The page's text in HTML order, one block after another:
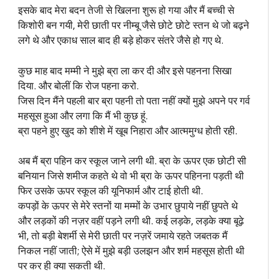
इसके बाद मेरा बदन तेजी से खिलना शुरू हो गया और मैं बच्ची से
किशोरी बन गयी, मेरी छाती पर नीम्बू जैसे छोटे छोटे स्तन थे जो बढ़ने
लगे थे और एकाध साल बाद ही बड़े होकर संतरे जैसे हो गए थे.
कुछ माह बाद मम्मी ने मुझे ब्रा ला कर दी और इसे पहनना सिखा
दिया. और बोलीं कि रोज पहना करो.
जिस दिन मैंने पहली बार ब्रा पहनी तो पता नहीं क्यों मुझे अपने पर गर्व
महसूस हुआ और लगा कि मैं भी कुछ हूं.
ब्रा पहने हुए खुद को शीशे में खूब निहारा और आत्ममुग्ध होती रही.
अब मैं ब्रा पहिन कर स्कूल जाने लगी थी. ब्रा के ऊपर एक छोटी सी
बनियान जिसे शमीज कहते थे वो भी ब्रा के ऊपर पहिनना पड़ती थी
फिर उसके ऊपर स्कूल की यूनिफार्म और टाई होती थी.
कपड़ों के ऊपर से मेरे स्तनों या मम्मों के उभार छुपाये नहीं छुपते थे
और लड़कों की नज़र वहीं पड़ने लगी थी. कई लड़के, लड़के क्या बूढ़े
भी, तो बड़ी बेशर्मी से मेरी छाती पर नज़रें जमाये रहते जबतक मैं
निकल नहीं जाती; ऐसे में मुझे बड़ी उलझन और शर्म महसूस होती थी
पर कर ही क्या सकती थी.